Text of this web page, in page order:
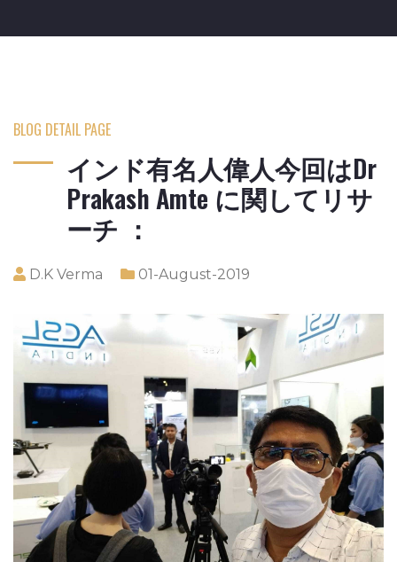
BLOG DETAIL PAGE
インド有名人偉人今回はDr
Prakash Amte に関してリサ
ーチ ：
D.K Verma 01-August-2019